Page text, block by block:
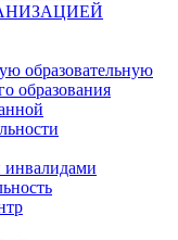
образовательную
образования
инвалидами